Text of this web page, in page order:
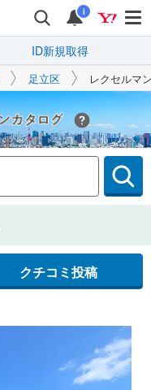
i
ID新規取得
足立区 レクセルマ
Yahoo!不動産
クチコミ投稿